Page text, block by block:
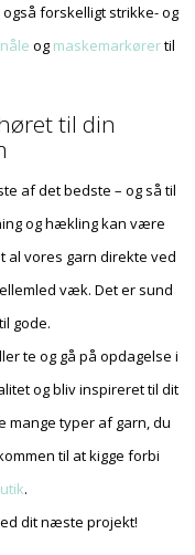
også forskelligt strikke- og
og maskemarkørertil
til din
af det bedste – og så til
og hækling kan være
al vores garn direkte ved
væk. Det er sund
gode.
te og gå på opdagelse i
og bliv inspireret til dit
typer af garn, du
til at kigge forbi
.
dit næste projekt!